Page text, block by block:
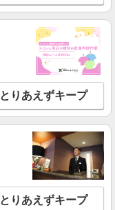
〜400,000円 ・基本
〜70,000円 ・処遇改
（勤続年数、保有資格
当：20,000円（10時
する場合には超過勤務
者研修 ・実務者研修
詳細を見る
給料即GETのデイサ
＜日払い有/週払い有/交
駅
とりあえずキープ
とりあえずキープ